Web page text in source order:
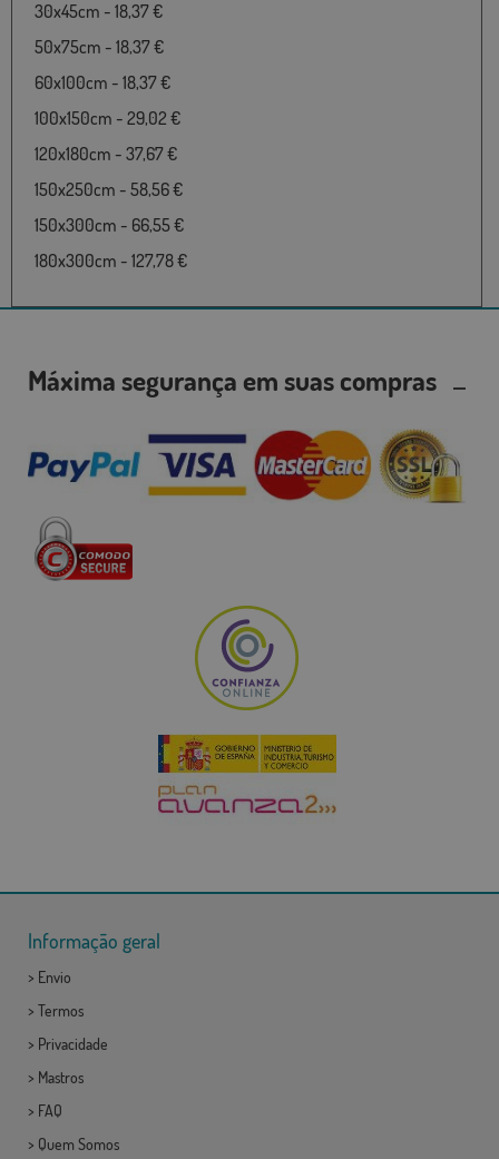
30x45cm - 18,37 €
50x75cm - 18,37 €
60x100cm - 18,37 €
100x150cm - 29,02 €
120x180cm - 37,67 €
150x250cm - 58,56 €
150x300cm - 66,55 €
180x300cm - 127,78 €
Máxima segurança em suas compras
Informação geral
> Envio
> Termos
> Privacidade
> Mastros
> FAQ
> Quem Somos